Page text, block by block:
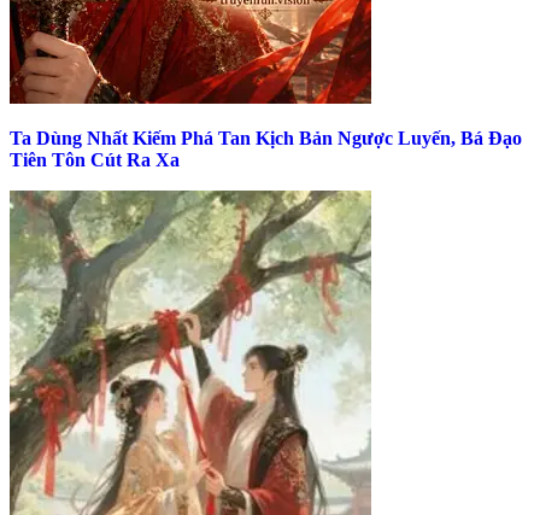
Ta Dùng Nhất Kiếm Phá Tan Kịch Bản Ngược Luyến, Bá Đạo
Tiên Tôn Cút Ra Xa